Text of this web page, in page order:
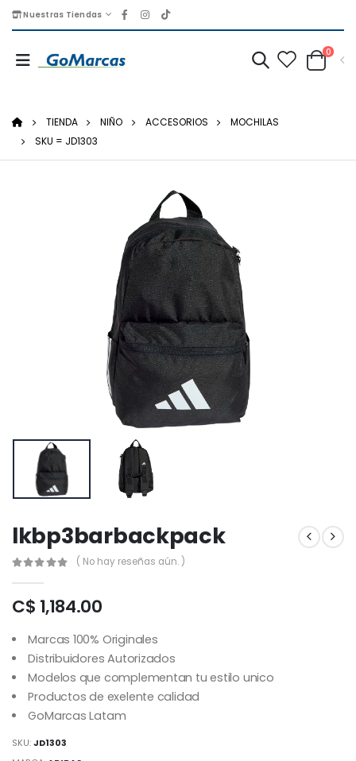
Nuestras Tiendas
0
TIENDA NIÑO ACCESORIOS
MOCHILAS
SKU = JD1303
lkbp3barbackpack
( No hay reseñas aún. )
C$ 1,184.00
Marcas 100% Originales
Distribuidores Autorizados
Modelos que complementan tu estilo unico
Productos de exelente calidad
GoMarcas Latam
SKU:JD1303